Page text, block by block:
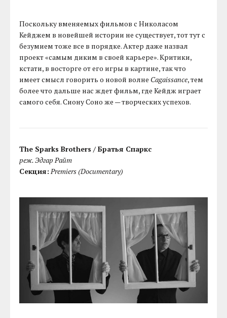
Поскольку вменяемых фильмов с Николасом
Кейджем в новейшей истории не существует, тот тут с
безумием тоже все в порядке. Актер даже назвал
проект «самым диким в своей карьере». Критики,
кстати, в восторге от его игры в картине, так что
имеет смысл говорить о новой волне Cagaissance, тем
более что дальше нас ждет фильм, где Кейдж играет
самого себя. Сиону Соно же — творческих успехов.
The Sparks Brothers / Братья Спаркс
реж. Эдгар Райт
Секция: Premiers (Documentary)